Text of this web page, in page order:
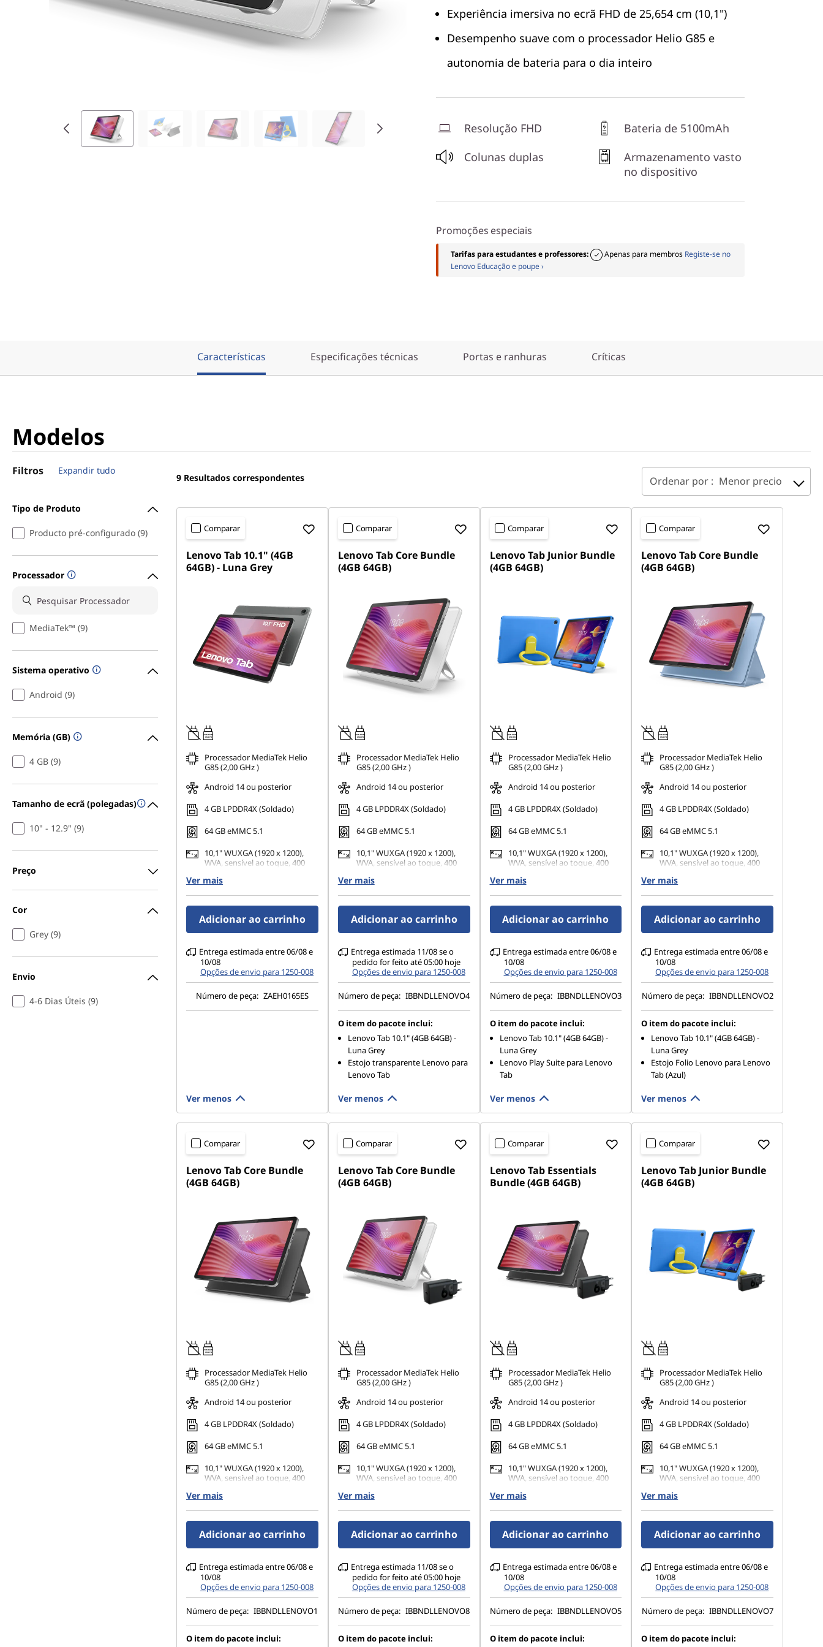
Experiência imersiva no ecrã FHD de 25,654 cm (10,1")
Desempenho suave com o processador Helio G85 e
autonomia de bateria para o dia inteiro
Resolução FHD
Bateria de 5100mAh
Colunas duplas
Armazenamento vasto
no dispositivo
Promoções especiais
Tarifas para estudantes e professores: Apenas para membros Registe-se no
Lenovo Educação e poupe ›
Características Especificações técnicas Portas e ranhuras Críticas
Modelos
Filtros Expandir tudo
Tipo de Produto
Producto pré-configurado (9)
Processador
MediaTek™ (9)
Sistema operativo
Android (9)
Memória (GB)
4 GB (9)
Tamanho de ecrã (polegadas)
10" - 12.9" (9)
Preço
Cor
Grey (9)
Envio
4-6 Dias Úteis (9)
9 Resultados correspondentes Ordenar por : Menor precio
Comparar
Lenovo Tab 10.1" (4GB
64GB) - Luna Grey
20W-60W
USB PD
Processador MediaTek Helio
G85 (2,00 GHz )
Android 14 ou posterior
4 GB LPDDR4X (Soldado)
64 GB eMMC 5.1
10,1" WUXGA (1920 x 1200),
WVA, sensível ao toque, 400
Ver mais
Adicionar ao carrinho
Entrega estimada entre 06/08 e
10/08
Opções de envio para 1250-008
Número de peça: ZAEH0165ES
Ver menos
Comparar
Lenovo Tab Core Bundle
(4GB 64GB)
20W-60W
USB PD
Processador MediaTek Helio
G85 (2,00 GHz )
Android 14 ou posterior
4 GB LPDDR4X (Soldado)
64 GB eMMC 5.1
10,1" WUXGA (1920 x 1200),
WVA, sensível ao toque, 400
Ver mais
Adicionar ao carrinho
Entrega estimada 11/08 se o
pedido for feito até 05:00 hoje
Opções de envio para 1250-008
Número de peça: IBBNDLLENOVO4
O item do pacote inclui:
Lenovo Tab 10.1" (4GB 64GB) -
Luna Grey
Estojo transparente Lenovo para
Lenovo Tab
Ver menos
Comparar
Lenovo Tab Junior Bundle
(4GB 64GB)
20W-60W
USB PD
Processador MediaTek Helio
G85 (2,00 GHz )
Android 14 ou posterior
4 GB LPDDR4X (Soldado)
64 GB eMMC 5.1
10,1" WUXGA (1920 x 1200),
WVA, sensível ao toque, 400
Ver mais
Adicionar ao carrinho
Entrega estimada entre 06/08 e
10/08
Opções de envio para 1250-008
Número de peça: IBBNDLLENOVO3
O item do pacote inclui:
Lenovo Tab 10.1" (4GB 64GB) -
Luna Grey
Lenovo Play Suite para Lenovo
Tab
Ver menos
Comparar
Lenovo Tab Core Bundle
(4GB 64GB)
20W-60W
USB PD
Processador MediaTek Helio
G85 (2,00 GHz )
Android 14 ou posterior
4 GB LPDDR4X (Soldado)
64 GB eMMC 5.1
10,1" WUXGA (1920 x 1200),
WVA, sensível ao toque, 400
Ver mais
Adicionar ao carrinho
Entrega estimada entre 06/08 e
10/08
Opções de envio para 1250-008
Número de peça: IBBNDLLENOVO2
O item do pacote inclui:
Lenovo Tab 10.1" (4GB 64GB) -
Luna Grey
Estojo Folio Lenovo para Lenovo
Tab (Azul)
Ver menos
Comparar
Lenovo Tab Core Bundle
(4GB 64GB)
20W-60W
USB PD
Processador MediaTek Helio
G85 (2,00 GHz )
Android 14 ou posterior
4 GB LPDDR4X (Soldado)
64 GB eMMC 5.1
10,1" WUXGA (1920 x 1200),
WVA, sensível ao toque, 400
Ver mais
Adicionar ao carrinho
Entrega estimada entre 06/08 e
10/08
Opções de envio para 1250-008
Número de peça: IBBNDLLENOVO1
O item do pacote inclui:
Comparar
Lenovo Tab Core Bundle
(4GB 64GB)
20W-60W
USB PD
Processador MediaTek Helio
G85 (2,00 GHz )
Android 14 ou posterior
4 GB LPDDR4X (Soldado)
64 GB eMMC 5.1
10,1" WUXGA (1920 x 1200),
WVA, sensível ao toque, 400
Ver mais
Adicionar ao carrinho
Entrega estimada 11/08 se o
pedido for feito até 05:00 hoje
Opções de envio para 1250-008
Número de peça: IBBNDLLENOVO8
O item do pacote inclui:
Comparar
Lenovo Tab Essentials
Bundle (4GB 64GB)
20W-60W
USB PD
Processador MediaTek Helio
G85 (2,00 GHz )
Android 14 ou posterior
4 GB LPDDR4X (Soldado)
64 GB eMMC 5.1
10,1" WUXGA (1920 x 1200),
WVA, sensível ao toque, 400
Ver mais
Adicionar ao carrinho
Entrega estimada entre 06/08 e
10/08
Opções de envio para 1250-008
Número de peça: IBBNDLLENOVO5
O item do pacote inclui:
Comparar
Lenovo Tab Junior Bundle
(4GB 64GB)
20W-60W
USB PD
Processador MediaTek Helio
G85 (2,00 GHz )
Android 14 ou posterior
4 GB LPDDR4X (Soldado)
64 GB eMMC 5.1
10,1" WUXGA (1920 x 1200),
WVA, sensível ao toque, 400
Ver mais
Adicionar ao carrinho
Entrega estimada entre 06/08 e
10/08
Opções de envio para 1250-008
Número de peça: IBBNDLLENOVO7
O item do pacote inclui: